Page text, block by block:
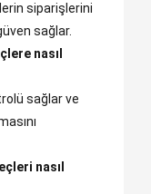
siparişlerini
sağlar.
nasıl
sağlar ve
nasıl